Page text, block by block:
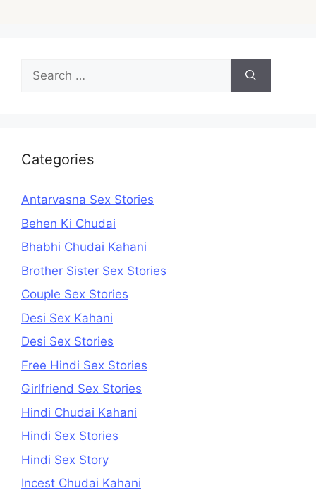
Search
for:
Categories
Antarvasna Sex Stories
Behen Ki Chudai
Bhabhi Chudai Kahani
Brother Sister Sex Stories
Couple Sex Stories
Desi Sex Kahani
Desi Sex Stories
Free Hindi Sex Stories
Girlfriend Sex Stories
Hindi Chudai Kahani
Hindi Sex Stories
Hindi Sex Story
Incest Chudai Kahani